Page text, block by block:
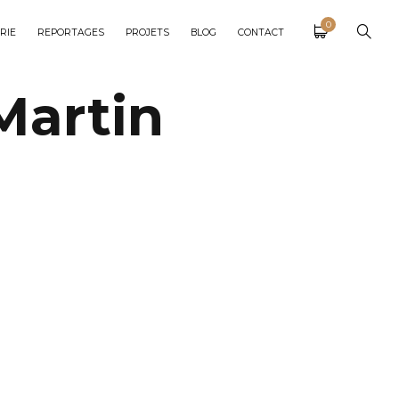
REPORTAGES PROJETS BLOG CONTACT
0